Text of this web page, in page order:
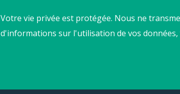
Votre vie privée est protégée. Nous ne
d'informations sur l'utilisation de vos